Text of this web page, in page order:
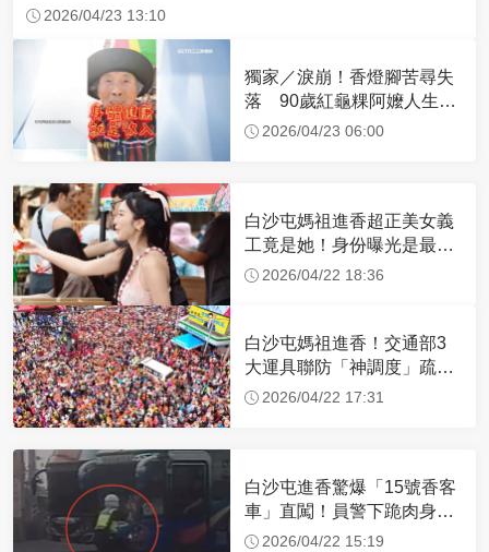
2026/04/23 13:10
獨家／淚崩！香燈腳苦尋失
落 90歲紅龜粿阿嬤人生謝
幕2026/04/23 06:00
白沙屯媽祖進香超正美女義
工竟是她！身份曝光是最美
禮生 一輩子不結婚
2026/04/22 18:36
白沙屯媽祖進香！交通部3
大運具聯防「神調度」疏運
32.1萬創新高
2026/04/22 17:31
白沙屯進香驚爆「15號香客
車」直闖！員警下跪肉身擋
車：讓行人先過
2026/04/22 15:19